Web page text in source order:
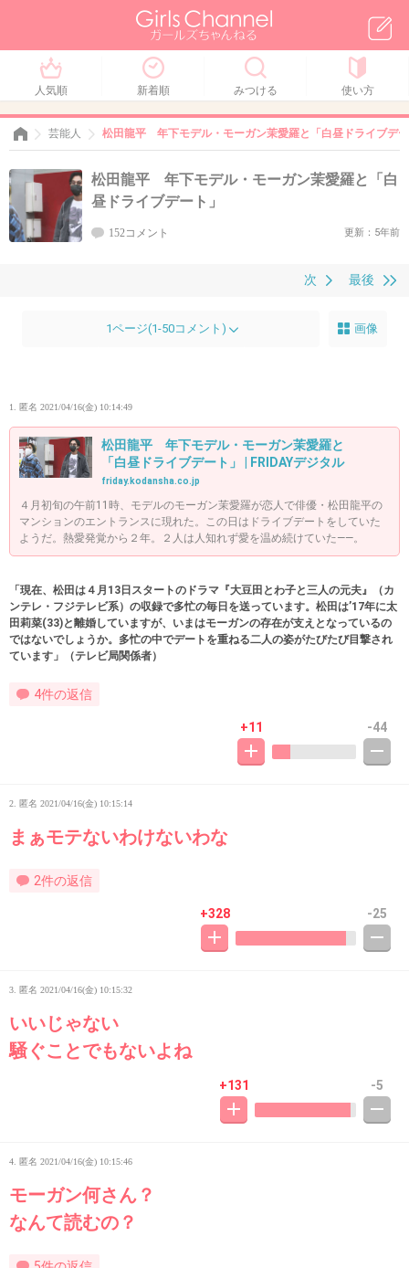
人気順 新着順 みつける 使い方
芸能人 松田龍平 年下モデル・モーガン茉愛羅と「白昼ドライブデ
松田龍平 年下モデル・モーガン茉愛羅と「白
昼ドライブデート」
152コメント 更新：5年前
最後
次
1ページ(1-50コメント) 画像
1. 匿名 2021/04/16(金) 10:14:49
松田龍平 年下モデル・モーガン茉愛羅と
「白昼ドライブデート」 | FRIDAYデジタル
friday.kodansha.co.jp
４月初旬の午前11時、モデルのモーガン茉愛羅が恋人で俳優・松田龍平の
マンションのエントランスに現れた。この日はドライブデートをしていた
ようだ。熱愛発覚から２年。２人は人知れず愛を温め続けていた――。
「現在、松田は４月13日スタートのドラマ『大豆田とわ子と三人の元夫』（カ
ンテレ・フジテレビ系）の収録で多忙の毎日を送っています。松田は’17年に太
田莉菜(33)と離婚していますが、いまはモーガンの存在が支えとなっているの
ではないでしょうか。多忙の中でデートを重ねる二人の姿がたびたび目撃され
ています」（テレビ局関係者）
4件の返信
+11 -44
2. 匿名 2021/04/16(金) 10:15:14
まぁモテないわけないわな
2件の返信
+328 -25
3. 匿名 2021/04/16(金) 10:15:32
いいじゃない
騒ぐことでもないよね
+131 -5
4. 匿名 2021/04/16(金) 10:15:46
モーガン何さん？
なんて読むの？